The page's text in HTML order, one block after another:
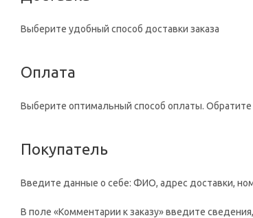
Выберите удобный способ доставки заказа
Оплата
Выберите оптимальный способ оплаты.
Покупатель
Введите данные о себе: ФИО, адрес доставки,
В поле «Комментарии к заказу» введите